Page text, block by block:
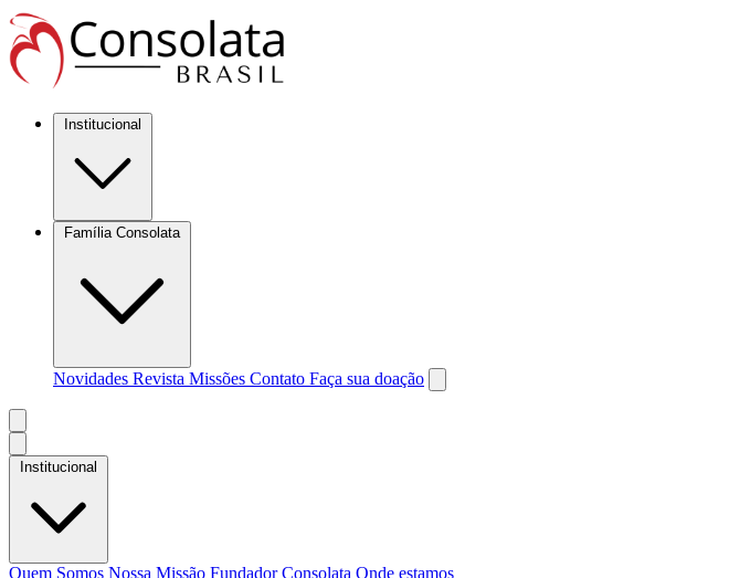
Institucional
Família Consolata
Novidades Revista Missões Contato Faça sua doação
Institucional
Quem Somos Nossa Missão FundadorConsolata Onde estamos